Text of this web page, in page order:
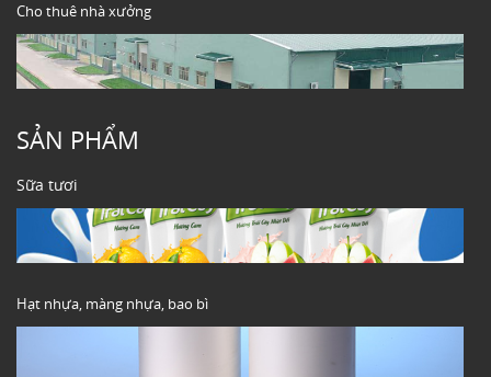
Cho thuê nhà xưởng
SẢN PHẨM
Sữa tươi
Hạt nhựa, màng nhựa, bao bì